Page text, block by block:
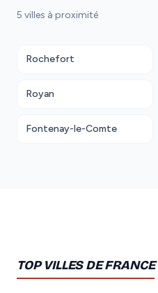
5 villes à proximité
Rochefort
Royan
Fontenay-le-Comte
TOP VILLES DE FRANCE